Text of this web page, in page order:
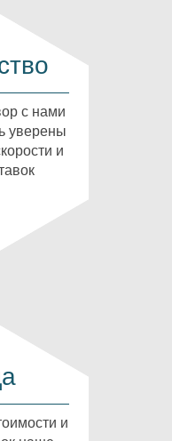
с нами
уверены
и
и